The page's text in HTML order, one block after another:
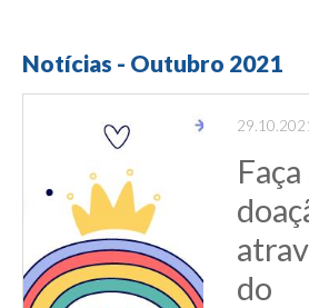
Notícias - Outubro 2021
Faça
do